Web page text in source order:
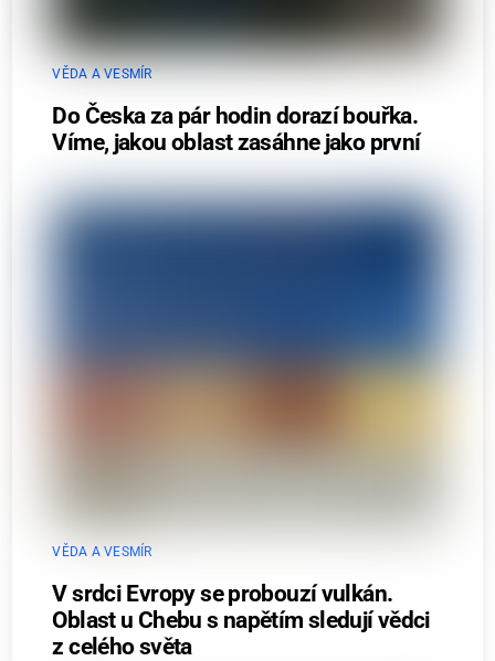
VĚDA A VESMÍR
Do Česka za pár hodin dorazí bouřka.
Víme, jakou oblast zasáhne jako první
VĚDA A VESMÍR
V srdci Evropy se probouzí vulkán.
Oblast u Chebu s napětím sledují vědci
z celého světa